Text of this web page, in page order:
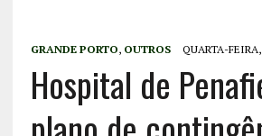
GRANDE PORTO, OUTROS QUARTA-
Hospital de